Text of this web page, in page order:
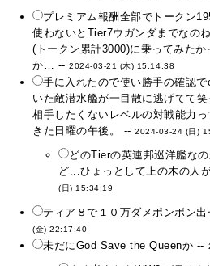
プレミアム報酬全部でトークン
使わないとTier7ウガンダまでなの
(トークン累計3000)に乗ってみた
か… --2024-03-21 (木) 15:14:38
手に入れたので使い勝手の確認
いた敵潜水艦が一目散に逃げてて
相手したくないレベルの対戦能力
きた日曜の午後。 --2024-03-24 (日)
どのTierの英連邦巡洋艦な
ど...ひょっとして上の木の人
(日) 15:34:19
ティア８で１０万ダメポンポン
(金) 22:17:40
未だにGod Save the Queenか --